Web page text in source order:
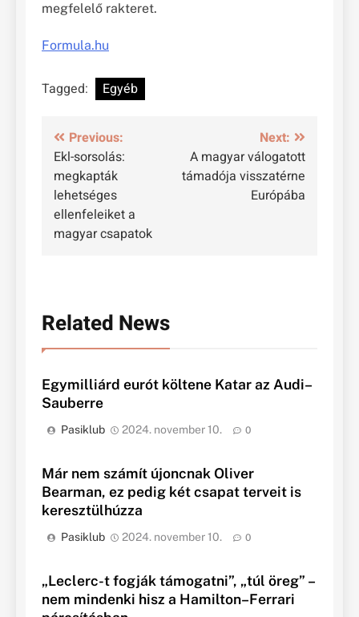
megfelelő rakteret.
Formula.hu
Tagged: Egyéb
Bejegyzés
navigáció
Previous:
Ekl-sorsolás:
megkapták
lehetséges
ellenfeleiket a
magyar csapatok
Next:
A magyar válogatott
támadója visszatérne
Európába
Related News
Egymilliárd eurót költene Katar az Audi–
Sauberre
Pasiklub 2024. november 10. 0
Már nem számít újoncnak Oliver
Bearman, ez pedig két csapat terveit is
keresztülhúzza
Pasiklub 2024. november 10. 0
„Leclerc-t fogják támogatni”, „túl öreg” –
nem mindenki hisz a Hamilton–Ferrari